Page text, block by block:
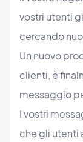
vostri utenti
cercando
Un nuovo
clienti, è
messaggio
I vostri
che gli utenti